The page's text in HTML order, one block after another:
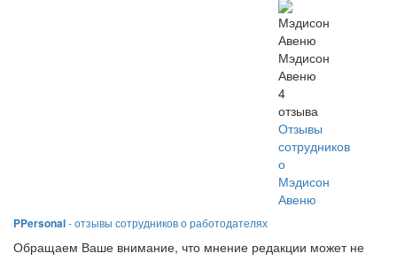
Мэдисон
Авеню
4
отзыва
Отзывы
сотрудников
о
Мэдисон
Авеню
PPersonal- отзывы сотрудников о работодателях
Обращаем Ваше внимание, что мнение редакции может не